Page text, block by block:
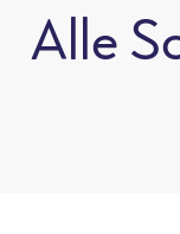
Alle